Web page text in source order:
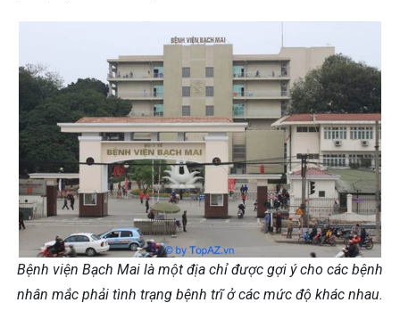
Bệnh viện Bạch Mai là một địa chỉ được gợi ý cho các bệnh
nhân mắc phải tình trạng bệnh trĩ ở các mức độ khác nhau.